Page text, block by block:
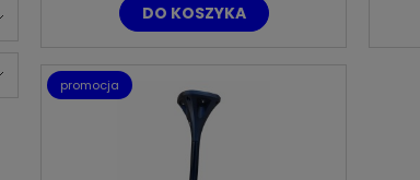
DO KOSZYKA
promocja